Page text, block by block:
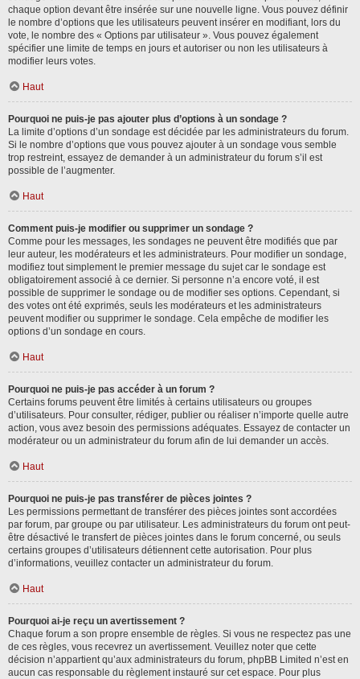
chaque option devant être insérée sur une nouvelle ligne. Vous pouvez définir
le nombre d’options que les utilisateurs peuvent insérer en modifiant, lors du
vote, le nombre des « Options par utilisateur ». Vous pouvez également
spécifier une limite de temps en jours et autoriser ou non les utilisateurs à
modifier leurs votes.
Haut
Pourquoi ne puis-je pas ajouter plus d’options à un sondage ?
La limite d’options d’un sondage est décidée par les administrateurs du forum.
Si le nombre d’options que vous pouvez ajouter à un sondage vous semble
trop restreint, essayez de demander à un administrateur du forum s’il est
possible de l’augmenter.
Haut
Comment puis-je modifier ou supprimer un sondage ?
Comme pour les messages, les sondages ne peuvent être modifiés que par
leur auteur, les modérateurs et les administrateurs. Pour modifier un sondage,
modifiez tout simplement le premier message du sujet car le sondage est
obligatoirement associé à ce dernier. Si personne n’a encore voté, il est
possible de supprimer le sondage ou de modifier ses options. Cependant, si
des votes ont été exprimés, seuls les modérateurs et les administrateurs
peuvent modifier ou supprimer le sondage. Cela empêche de modifier les
options d’un sondage en cours.
Haut
Pourquoi ne puis-je pas accéder à un forum ?
Certains forums peuvent être limités à certains utilisateurs ou groupes
d’utilisateurs. Pour consulter, rédiger, publier ou réaliser n’importe quelle autre
action, vous avez besoin des permissions adéquates. Essayez de contacter un
modérateur ou un administrateur du forum afin de lui demander un accès.
Haut
Pourquoi ne puis-je pas transférer de pièces jointes ?
Les permissions permettant de transférer des pièces jointes sont accordées
par forum, par groupe ou par utilisateur. Les administrateurs du forum ont peut-
être désactivé le transfert de pièces jointes dans le forum concerné, ou seuls
certains groupes d’utilisateurs détiennent cette autorisation. Pour plus
d’informations, veuillez contacter un administrateur du forum.
Haut
Pourquoi ai-je reçu un avertissement ?
Chaque forum a son propre ensemble de règles. Si vous ne respectez pas une
de ces règles, vous recevrez un avertissement. Veuillez noter que cette
décision n’appartient qu’aux administrateurs du forum, phpBB Limited n’est en
aucun cas responsable du règlement instauré sur cet espace. Pour plus